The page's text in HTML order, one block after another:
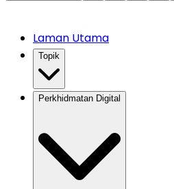
Laman Utama
Topik
Perkhidmatan Digital